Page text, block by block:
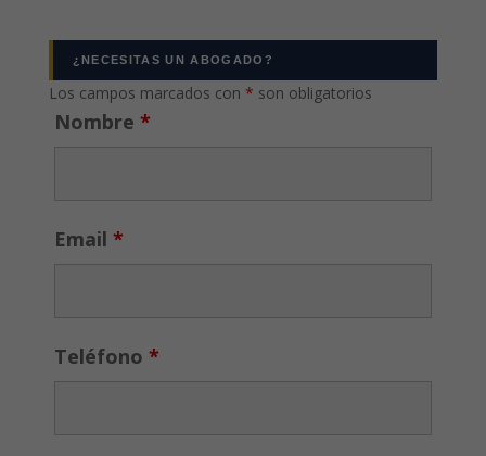
¿NECESITAS UN ABOGADO?
Los campos marcados con * son obligatorios
Nombre *
Email *
Teléfono *